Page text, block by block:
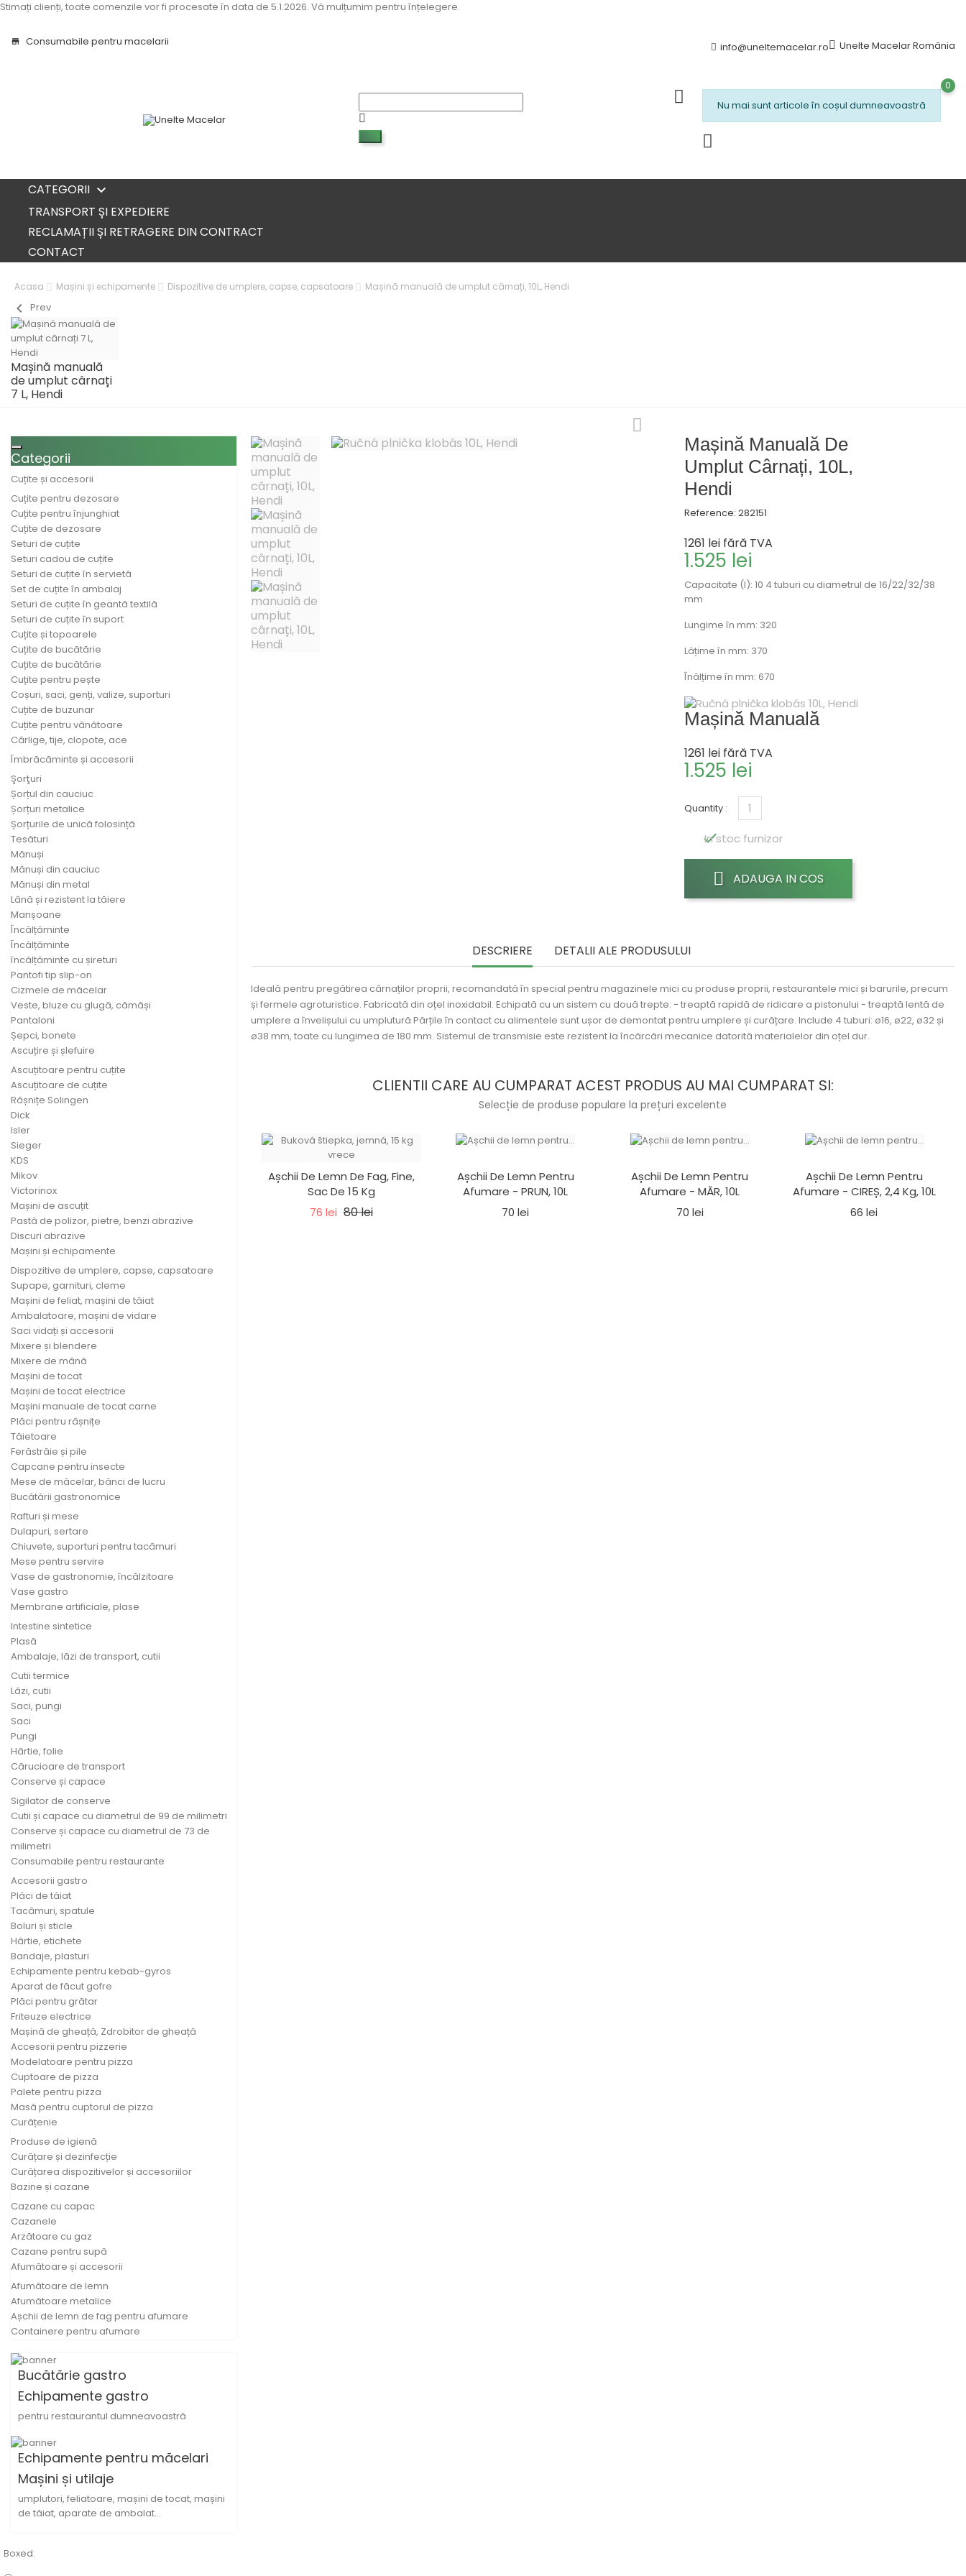
Stimați clienți, toate comenzile vor fi procesate în data de 5.1.2026. Vă mulțumim pentru înțelegere.
store Consumabile pentru macelarii info@uneltemacelar.ro Unelte Macelar România
Nu mai sunt articole în coșul dumneavoastră
0
CATEGORII 
TRANSPORT ȘI EXPEDIERE
RECLAMAȚII ȘI RETRAGERE DIN CONTRACT
CONTACT
Acasa Mașini și echipamente Dispozitive de umplere, capse, capsatoare Mașină manuală de umplut cârnați, 10L, Hendi
chevron_left Prev
Mașină manuală
de umplut cârnați
7 L, Hendi
Toggle navigation
Categorii
Cuțite și accesorii
Cuțite pentru dezosare
Cuțite pentru înjunghiat
Cuțite de dezosare
Seturi de cuțite
Seturi cadou de cuțite
Seturi de cuțite în servietă
Set de cuțite în ambalaj
Seturi de cuțite în geantă textilă
Seturi de cuțite în suport
Cuțite și topoarele
Cuțite de bucătărie
Cuțite de bucătărie
Cuțite pentru pește
Coșuri, saci, genți, valize, suporturi
Cuțite de buzunar
Cuțite pentru vânătoare
Cârlige, tije, clopote, ace
Îmbrăcăminte și accesorii
Şorţuri
Șorțul din cauciuc
Șorțuri metalice
Șorțurile de unică folosință
Tesături
Mănuși
Mănuși din cauciuc
Mănuși din metal
Lână și rezistent la tăiere
Manșoane
Încălțăminte
Încălțăminte
încălțăminte cu șireturi
Pantofi tip slip-on
Cizmele de măcelar
Veste, bluze cu glugă, cămăși
Pantaloni
Șepci, bonete
Ascuțire și șlefuire
Ascuțitoare pentru cuțite
Ascuțitoare de cuțite
Râșnițe Solingen
Dick
Isler
Sieger
KDS
Mikov
Victorinox
Mașini de ascuțit
Pastă de polizor, pietre, benzi abrazive
Discuri abrazive
Mașini și echipamente
Dispozitive de umplere, capse, capsatoare
Supape, garnituri, cleme
Mașini de feliat, mașini de tăiat
Ambalatoare, mașini de vidare
Saci vidați și accesorii
Mixere și blendere
Mixere de mână
Mașini de tocat
Mașini de tocat electrice
Mașini manuale de tocat carne
Plăci pentru râșnițe
Tăietoare
Ferăstrăie și pile
Capcane pentru insecte
Mese de măcelar, bănci de lucru
Bucătării gastronomice
Rafturi și mese
Dulapuri, sertare
Chiuvete, suporturi pentru tacâmuri
Mese pentru servire
Vase de gastronomie, încălzitoare
Vase gastro
Membrane artificiale, plase
Intestine sintetice
Plasă
Ambalaje, lăzi de transport, cutii
Cutii termice
Lăzi, cutii
Saci, pungi
Saci
Pungi
Hârtie, folie
Cărucioare de transport
Conserve și capace
Sigilator de conserve
Cutii și capace cu diametrul de 99 de milimetri
Conserve și capace cu diametrul de 73 de
milimetri
Consumabile pentru restaurante
Accesorii gastro
Plăci de tăiat
Tacâmuri, spatule
Boluri și sticle
Hârtie, etichete
Bandaje, plasturi
Echipamente pentru kebab-gyros
Aparat de făcut gofre
Plăci pentru grătar
Friteuze electrice
Mașină de gheață, Zdrobitor de gheață
Accesorii pentru pizzerie
Modelatoare pentru pizza
Cuptoare de pizza
Palete pentru pizza
Masă pentru cuptorul de pizza
Curățenie
Produse de igienă
Curățare și dezinfecție
Curățarea dispozitivelor și accesoriilor
Bazine și cazane
Cazane cu capac
Cazanele
Arzătoare cu gaz
Cazane pentru supă
Afumătoare și accesorii
Afumătoare de lemn
Afumătoare metalice
Așchii de lemn de fag pentru afumare
Containere pentru afumare
Bucătărie gastro
Echipamente gastro
pentru restaurantul dumneavoastră
Echipamente pentru măcelari
Mașini și utilaje
umplutori, feliatoare, mașini de tocat, mașini
de tăiat, aparate de ambalat...
Mașină Manuală De
Umplut Cârnați, 10L,
Hendi
Reference: 282151
1261 lei fără TVA
1.525 lei
Capacitate (l): 10 4 tuburi cu diametrul de 16/22/32/38
mm
Lungime în mm: 320
Lățime în mm: 370
Înălțime în mm: 670
Mașină Manuală
1261 lei fără TVA
1.525 lei
Quantity :

In stoc furnizor
ADAUGA IN COS
DESCRIERE DETALII ALE PRODUSULUI
Ideală pentru pregătirea cârnaților proprii, recomandată în special pentru magazinele mici cu produse proprii, restaurantele mici și barurile, precum
și fermele agroturistice. Fabricată din oțel inoxidabil. Echipată cu un sistem cu două trepte: - treaptă rapidă de ridicare a pistonului - treaptă lentă de
umplere a învelișului cu umplutură Părțile în contact cu alimentele sunt ușor de demontat pentru umplere și curățare. Include 4 tuburi: ø16, ø22, ø32 și
ø38 mm, toate cu lungimea de 180 mm. Sistemul de transmisie este rezistent la încărcări mecanice datorită materialelor din oțel dur.
CLIENTII CARE AU CUMPARAT ACEST PRODUS AU MAI CUMPARAT SI:
Selecție de produse populare la prețuri excelente
Așchii De Lemn De Fag, Fine,
Sac De 15 Kg
76 lei Pret de baza
80 leiPret
Așchii De Lemn Pentru
Afumare - PRUN, 10L
70 lei
Așchii De Lemn Pentru
Afumare - MĂR, 10L
70 leiPret
Așchii De Lemn Pentru
Afumare - CIREȘ, 2,4 Kg, 10L
66 lei
Boxed: